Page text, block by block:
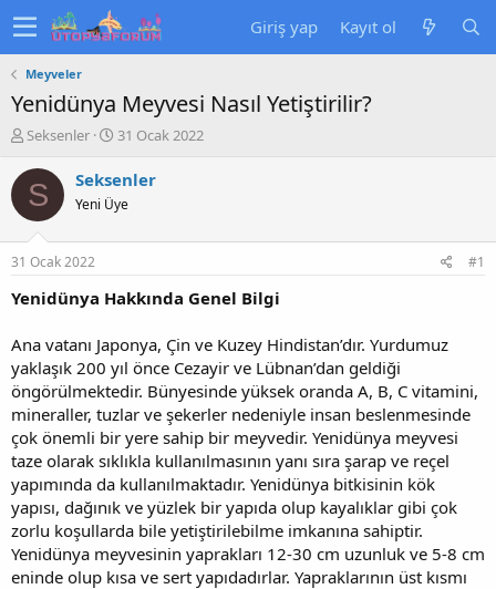
Giriş yap Kayıt ol
Meyveler
Yenidünya Meyvesi Nasıl Yetiştirilir?
K
n
u
y
b
a
ş
t
a
n
Seksenler
B
ş
a
ç
r
i
h
i
31 Ocak 2022
S Seksenler
Yeni Üye
31 Ocak 2022 #1
Yenidünya Hakkında Genel Bilgi
Ana vatanı Japonya, Çin ve Kuzey Hindistan’dır. Yurdumuz
yaklaşık 200 yıl önce Cezayir ve Lübnan’dan geldiği
öngörülmektedir. Bünyesinde yüksek oranda A, B, C vitamini,
mineraller, tuzlar ve şekerler nedeniyle insan beslenmesinde
çok önemli bir yere sahip bir meyvedir. Yenidünya meyvesi
taze olarak sıklıkla kullanılmasının yanı sıra şarap ve reçel
yapımında da kullanılmaktadır. Yenidünya bitkisinin kök
yapısı, dağınık ve yüzlek bir yapıda olup kayalıklar gibi çok
zorlu koşullarda bile yetiştirilebilme imkanına sahiptir.
Yenidünya meyvesinin yaprakları 12-30 cm uzunluk ve 5-8 cm
eninde olup kısa ve sert yapıdadırlar. Yapraklarının üst kısmı